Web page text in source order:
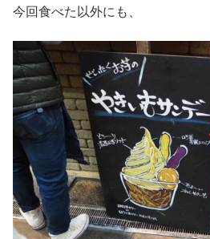
今回食べた以外にも、